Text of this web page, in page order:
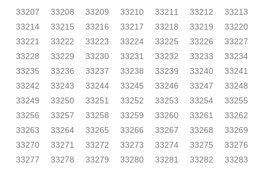
33207
33208 33209 33210 33211 33212
33213
33214
33215 33216 33217 33218 33219
33220
33221
33222 33223 33224 33225 33226
33227
33228
33229 33230 33231 33232 33233
33234
33235
33236 33237 33238 33239 33240
33241
33242
33243 33244 33245 33246 33247
33248
33249
33250 33251 33252 33253 33254
33255
33256
33257 33258 33259 33260 33261
33262
33263
33264 33265 33266 33267 33268
33269
33270
33271 33272 33273 33274 33275
33276
33277
33278 33279 33280 33281 33282
33283